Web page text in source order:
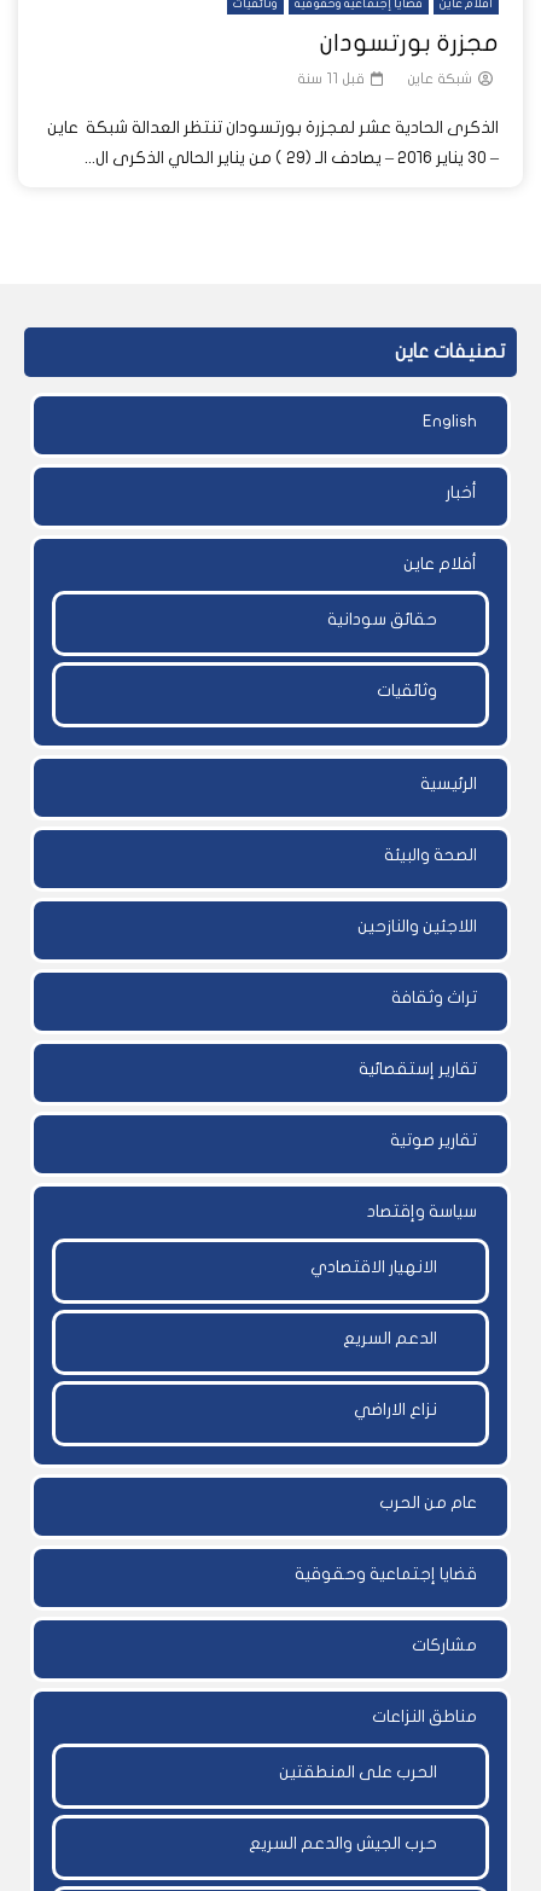
أفلام عاين قضايا إجتماعية وحقوقية وثائقيات
مجزرة بورتسودان
شبكة عاين قبل 11 سنة
الذكرى الحادية عشر لمجزرة بورتسودان تنتظر العدالة شبكة عاين
– ٣٠ يناير ٢٠١٦ – يصادف الـ (٢٩ ) من يناير الحالي الذكرى ال...
تصنيفات عاين
English
أخبار
أفلام عاين
حقائق سودانية
وثائقيات
الرئيسية
الصحة والبيئة
اللاجئين والنازحين
تراث وثقافة
تقارير إستقصائية
تقارير صوتية
سياسة وإقتصاد
الانهيار الاقتصادي
الدعم السريع
نزاع الاراضي
عام من الحرب
قضايا إجتماعية وحقوقية
مشاركات
مناطق النزاعات
الحرب على المنطقتين
حرب الجيش والدعم السريع